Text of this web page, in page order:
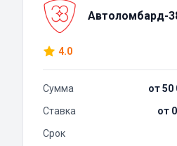
Автоломбард-
4.0
Сумма
от 50
Ставка
от
Срок